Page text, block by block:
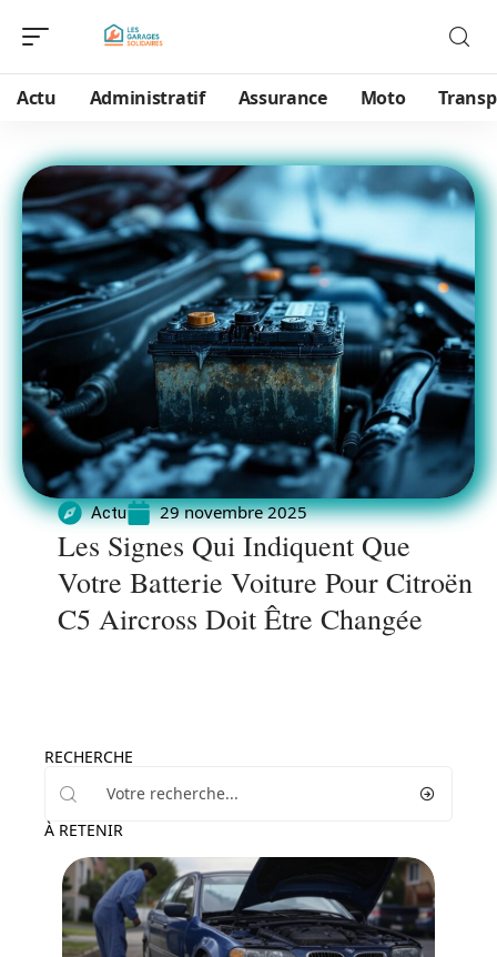
Actu Administratif Assurance Moto
Actu 29 novembre 2025
Les Signes Qui Indiquent Que
Votre Batterie Voiture Pour Citroën
C5 Aircross Doit Être Changée
RECHERCHE
À RETENIR